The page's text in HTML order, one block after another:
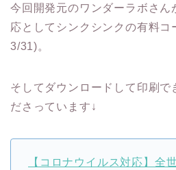
今回開発元のワンダーラボさん
応としてシンクシンクの有料コ
3/31)。
そしてダウンロードして印刷で
ださっています↓
【コロナウイルス対応】全